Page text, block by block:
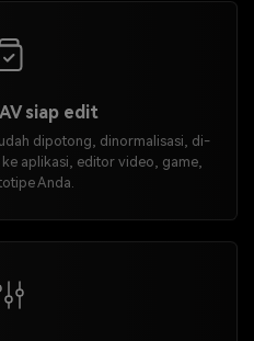
siap edit
dipotong, dinormalisasi, di-
aplikasi, editor video, game,
Anda.